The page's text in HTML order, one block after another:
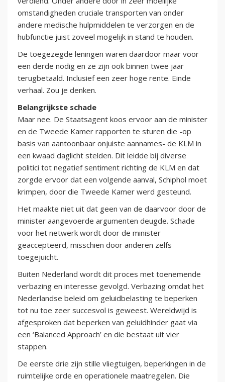
omstandigheden cruciale transporten van onder
andere medische hulpmiddelen te verzorgen en de
hubfunctie juist zoveel mogelijk in stand te houden.
De toegezegde leningen waren daardoor maar voor
een derde nodig en ze zijn ook binnen twee jaar
terugbetaald. Inclusief een zeer hoge rente. Einde
verhaal. Zou je denken.
Belangrijkste schade
Maar nee. De Staatsagent koos ervoor aan de minister
en de Tweede Kamer rapporten te sturen die -op
basis van aantoonbaar onjuiste aannames- de KLM in
een kwaad daglicht stelden. Dit leidde bij diverse
politici tot negatief sentiment richting de KLM en dat
zorgde ervoor dat een volgende aanval, Schiphol moet
krimpen, door die Tweede Kamer werd gesteund.
Het maakte niet uit dat geen van de daarvoor door de
minister aangevoerde argumenten deugde. Schade
voor het netwerk wordt door de minister
geaccepteerd, misschien door anderen zelfs
toegejuicht.
Buiten Nederland wordt dit proces met toenemende
verbazing en interesse gevolgd. Verbazing omdat het
Nederlandse beleid om geluidbelasting te beperken
tot nu toe zeer succesvol is geweest. Wereldwijd is
afgesproken dat beperken van geluidhinder gaat via
een ‘Balanced Approach’ en die bestaat uit vier
stappen.
De eerste drie zijn stille vliegtuigen, beperkingen in de
ruimtelijke orde en operationele maatregelen. Die